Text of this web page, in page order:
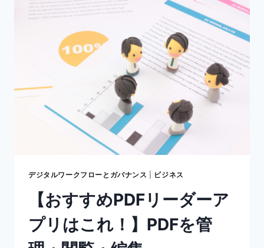
ー
パ
化
ス
ス
減
ら
す
5
デジタルワークフローとガバナンス ビジネス
【おすすめPDFリーダーア
プリはこれ！】PDFを管